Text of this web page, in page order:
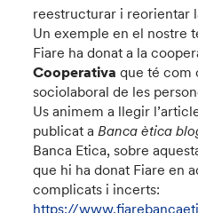
reestructurar i reorientar
Un exemple en el nostre
Fiare ha donat a la
Cooperativa que té com
sociolaboral de les
Us animem a llegir
publicat aBanca ètica
Banca Etica, sobre
que hi ha donat Fiare en
complicats i incerts:
https://